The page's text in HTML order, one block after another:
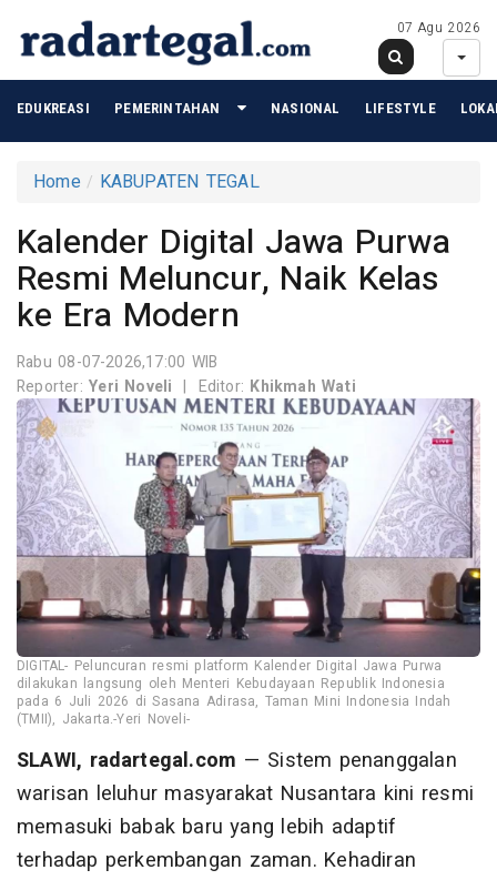
07 Agu 2026
EDUKREASI PEMERINTAHAN NASIONAL LIFESTYLE
Home KABUPATEN TEGAL
Kalender Digital Jawa Purwa
Resmi Meluncur, Naik Kelas
ke Era Modern
Rabu 08-07-2026,17:00 WIB
Reporter:Yeri Noveli | Editor: Khikmah Wati
DIGITAL- Peluncuran resmi platform Kalender Digital Jawa Purwa
dilakukan langsung oleh Menteri Kebudayaan Republik Indonesia
pada 6 Juli 2026 di Sasana Adirasa, Taman Mini Indonesia Indah
(TMII), Jakarta.-Yeri Noveli-
SLAWI, radartegal.com — Sistem penanggalan
warisan leluhur masyarakat Nusantara kini resmi
memasuki babak baru yang lebih adaptif
terhadap perkembangan zaman. Kehadiran